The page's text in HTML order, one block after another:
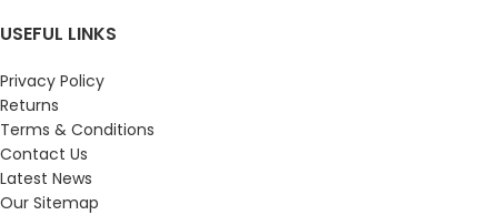
USEFUL LINKS
Privacy Policy
Returns
Terms & Conditions
Contact Us
Latest News
Our Sitemap